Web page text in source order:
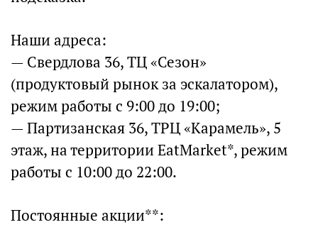
Наши адреса:
— Свердлова 36, ТЦ «Сезон»
(продуктовый рынок за эскалатором),
режим работы с 9:00 до 19:00;
— Партизанская 36, ТРЦ «Карамель», 5
этаж, на территории EatMarket*, режим
работы с 10:00 до 22:00.
Постоянные акции**: